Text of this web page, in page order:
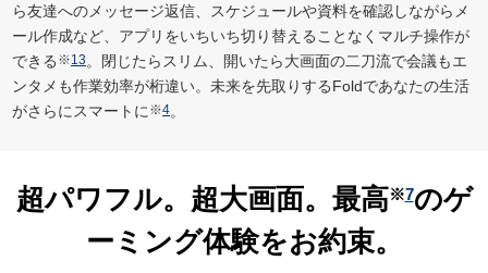
ら友達へのメッセージ返信、スケジュールや資料を確認しながらメ
ール作成など、アプリをいちいち切り替えることなくマルチ操作が
できる ※13。閉じたらスリム、開いたら大画面の二刀流で会議もエ
ンタメも作業効率が桁違い。未来を先取りするFoldであなたの生活
がさらにスマートに ※4。
超パワフル。超大画面。 最高※7のゲ
ーミング体験をお約束。